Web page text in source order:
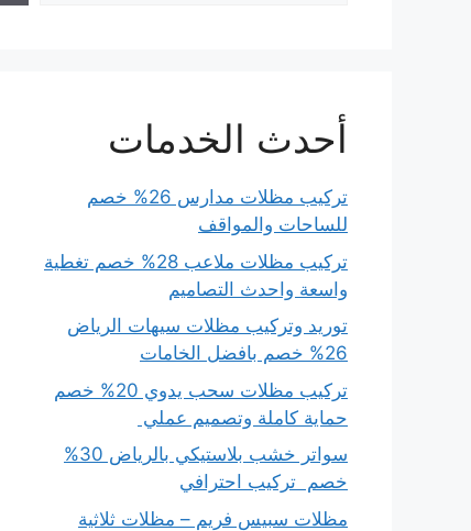
أحدث الخدمات
تركيب مظلات مدارس 26% خصم
للساحات والمواقف
تركيب مظلات ملاعب 28% خصم تغطية
واسعة واحدث التصاميم
توريد وتركيب مظلات سيهات الرياض
26% خصم بافضل الخامات
تركيب مظلات سحب يدوي 20% خصم
حماية كاملة وتصميم عملي
سواتر خشب بلاستيكي بالرياض 30%
خصم تركيب احترافي
مظلات سبيس فريم – مظلات ثلاثية